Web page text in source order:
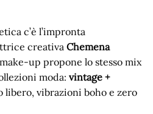
c’è l’impronta
creativaChemena
up propone lo stesso mix
moda:vintage +
libero, vibrazioni boho e zero